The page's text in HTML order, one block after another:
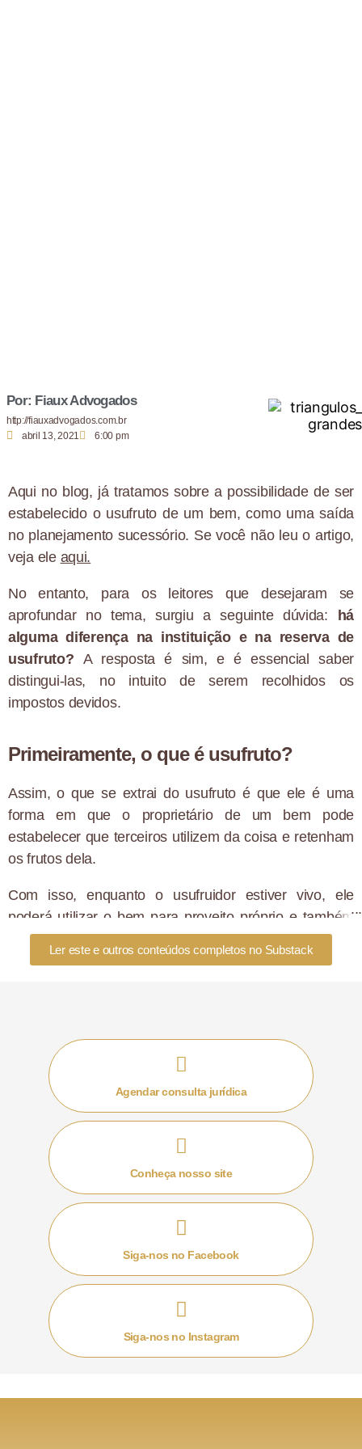
Por: Fiaux Advogados
http://fiauxadvogados.com.br
abril 13, 2021
6:00 pm
Aqui no blog, já tratamos sobre a possibilidade de ser
estabelecido o usufruto de um bem, como uma saída
no planejamento sucessório. Se você não leu o artigo,
veja ele aqui.
No entanto, para os leitores que desejaram se
aprofundar no tema, surgiu a seguinte dúvida:
há
alguma diferença na instituição e na reserva de
usufruto?A resposta é sim, e é essencial saber
distingui-las, no intuito de serem recolhidos os
impostos devidos.
Primeiramente, o que é usufruto?
Assim, o que se extrai do usufruto é que ele é uma
forma em que o proprietário de um bem pode
estabelecer que terceiros utilizem da coisa e retenham
os frutos dela.
Com isso, enquanto o usufruidor estiver vivo, ele
poderá utilizar o bem para proveito próprio e também
usufruir dos rendimentos gerados pela coisa, como os
aluguéis, por exemplo.
gratuita ou onerosa.
A doação com reserva de usufruto é uma boa
alternativa no planejamento sucessório.
Como ocorre a instituição do usufruto?
Entendido o conceito de usufruto, passamos para a
compreensão da natureza da instituição de usufruto.
A instituição ocorrerá quando o proprietário de um bem
confere a um terceiro o direito de usufruir da coisa, ou
seja, permite ao indivíduo o direito de usar e gozar do
Nesta forma de usufruto, há a cobrança de ITCMD
Ler este e outros conteúdos completos no Substack
Agendar consulta jurídica
Conheça nosso site
Siga-nos no Facebook
Siga-nos no Instagram